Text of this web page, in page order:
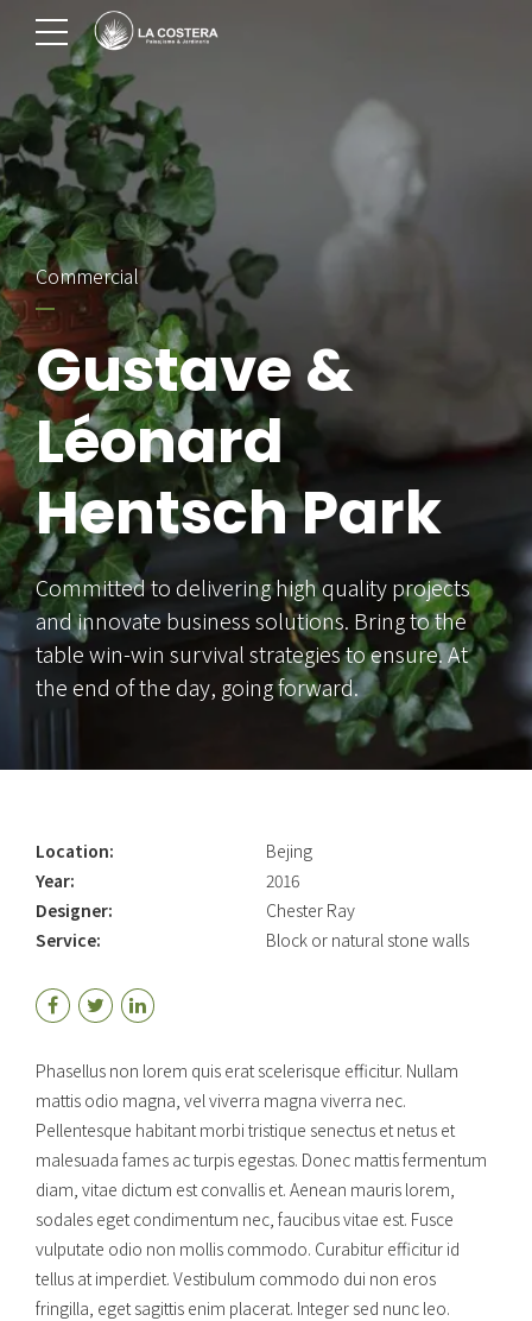
Commercial
Gustave &
Léonard
Hentsch Park
Committed to delivering high quality projects
and innovate business solutions. Bring to the
table win-win survival strategies to ensure. At
the end of the day, going forward.
Location:
Bejing
Year:
2016
Designer:
Chester Ray
Service:
Block or natural stone walls
Phasellus non lorem quis erat scelerisque efficitur. Nullam
mattis odio magna, vel viverra magna viverra nec.
Pellentesque habitant morbi tristique senectus et netus et
malesuada fames ac turpis egestas. Donec mattis fermentum
diam, vitae dictum est convallis et. Aenean mauris lorem,
sodales eget condimentum nec, faucibus vitae est. Fusce
vulputate odio non mollis commodo. Curabitur efficitur id
tellus at imperdiet. Vestibulum commodo dui non eros
fringilla, eget sagittis enim placerat. Integer sed nunc leo.